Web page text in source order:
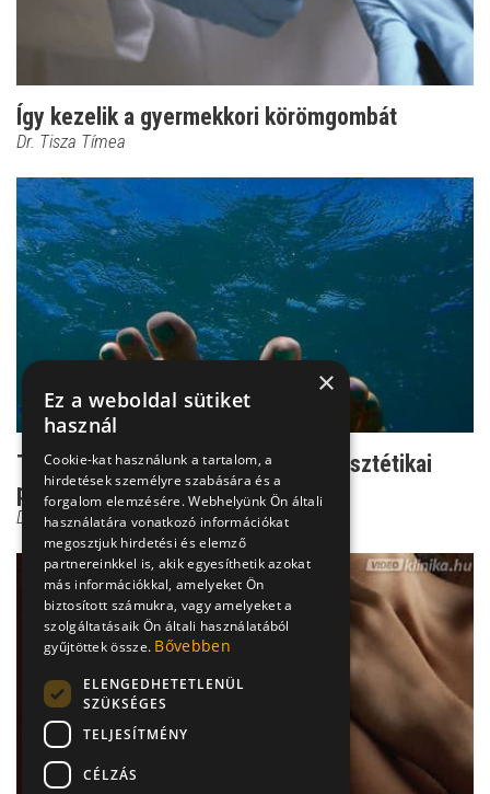
Így kezelik a gyermekkori körömgombát
Dr. Tisza Tímea
Tévhit, hogy a körömgomba csak esztétikai
probléma!
Dr. Tisza Tímea
×
Ez a weboldal sütiket
használ
Cookie-kat használunk a tartalom, a
hirdetések személyre szabására és a
forgalom elemzésére. Webhelyünk Ön általi
használatára vonatkozó információkat
megosztjuk hirdetési és elemző
partnereinkkel is, akik egyesíthetik azokat
más információkkal, amelyeket Ön
biztosított számukra, vagy amelyeket a
szolgáltatásaik Ön általi használatából
gyűjtöttek össze. Bővebben
ELENGEDHETETLENÜL
SZÜKSÉGES
TELJESÍTMÉNY
CÉLZÁS